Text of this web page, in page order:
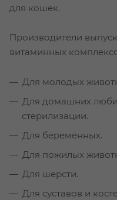
для кошек.
Производители
витаминных
Для молодых
Для домашних
стерилизации.
Для беременных.
Для пожилых
Для шерсти.
Для суставов и